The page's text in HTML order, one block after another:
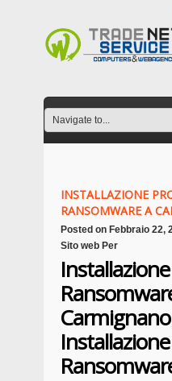
INSTALLAZIONE
RANSOMWARE A
Posted on Febbraio 22,
Sito web Per
Carmignano